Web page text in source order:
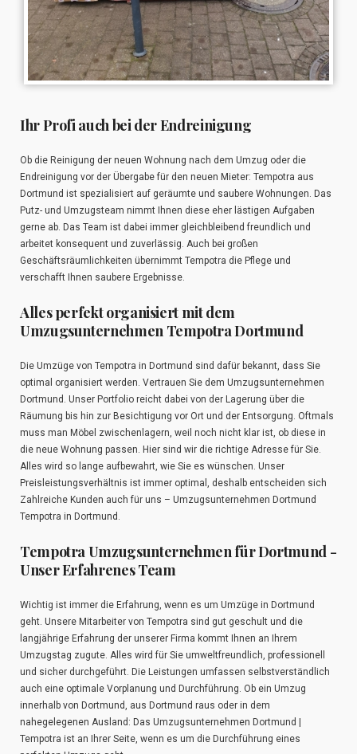
Ihr Profi auch bei der Endreinigung
Ob die Reinigung der neuen Wohnung nach dem Umzug oder die
Endreinigung vor der Übergabe für den neuen Mieter: Tempotra aus
Dortmund ist spezialisiert auf geräumte und saubere Wohnungen. Das
Putz- und Umzugsteam nimmt Ihnen diese eher lästigen Aufgaben
gerne ab. Das Team ist dabei immer gleichbleibend freundlich und
arbeitet konsequent und zuverlässig. Auch bei großen
Geschäftsräumlichkeiten übernimmt Tempotra die Pflege und
verschafft Ihnen saubere Ergebnisse.
Alles perfekt organisiert mit dem
Umzugsunternehmen Tempotra Dortmund
Die Umzüge von Tempotra in Dortmund sind dafür bekannt, dass Sie
optimal organisiert werden. Vertrauen Sie dem Umzugsunternehmen
Dortmund. Unser Portfolio reicht dabei von der Lagerung über die
Räumung bis hin zur Besichtigung vor Ort und der Entsorgung. Oftmals
muss man Möbel zwischenlagern, weil noch nicht klar ist, ob diese in
die neue Wohnung passen. Hier sind wir die richtige Adresse für Sie.
Alles wird so lange aufbewahrt, wie Sie es wünschen. Unser
Preisleistungsverhältnis ist immer optimal, deshalb entscheiden sich
Zahlreiche Kunden auch für uns – Umzugsunternehmen Dortmund
Tempotra in Dortmund.
Tempotra Umzugsunternehmen für Dortmund -
Unser Erfahrenes Team
Wichtig ist immer die Erfahrung, wenn es um Umzüge in Dortmund
geht. Unsere Mitarbeiter von Tempotra sind gut geschult und die
langjährige Erfahrung der unserer Firma kommt Ihnen an Ihrem
Umzugstag zugute. Alles wird für Sie umweltfreundlich, professionell
und sicher durchgeführt. Die Leistungen umfassen selbstverständlich
auch eine optimale Vorplanung und Durchführung. Ob ein Umzug
innerhalb von Dortmund, aus Dortmund raus oder in dem
nahegelegenen Ausland: Das Umzugsunternehmen Dortmund |
Tempotra ist an Ihrer Seite, wenn es um die Durchführung eines